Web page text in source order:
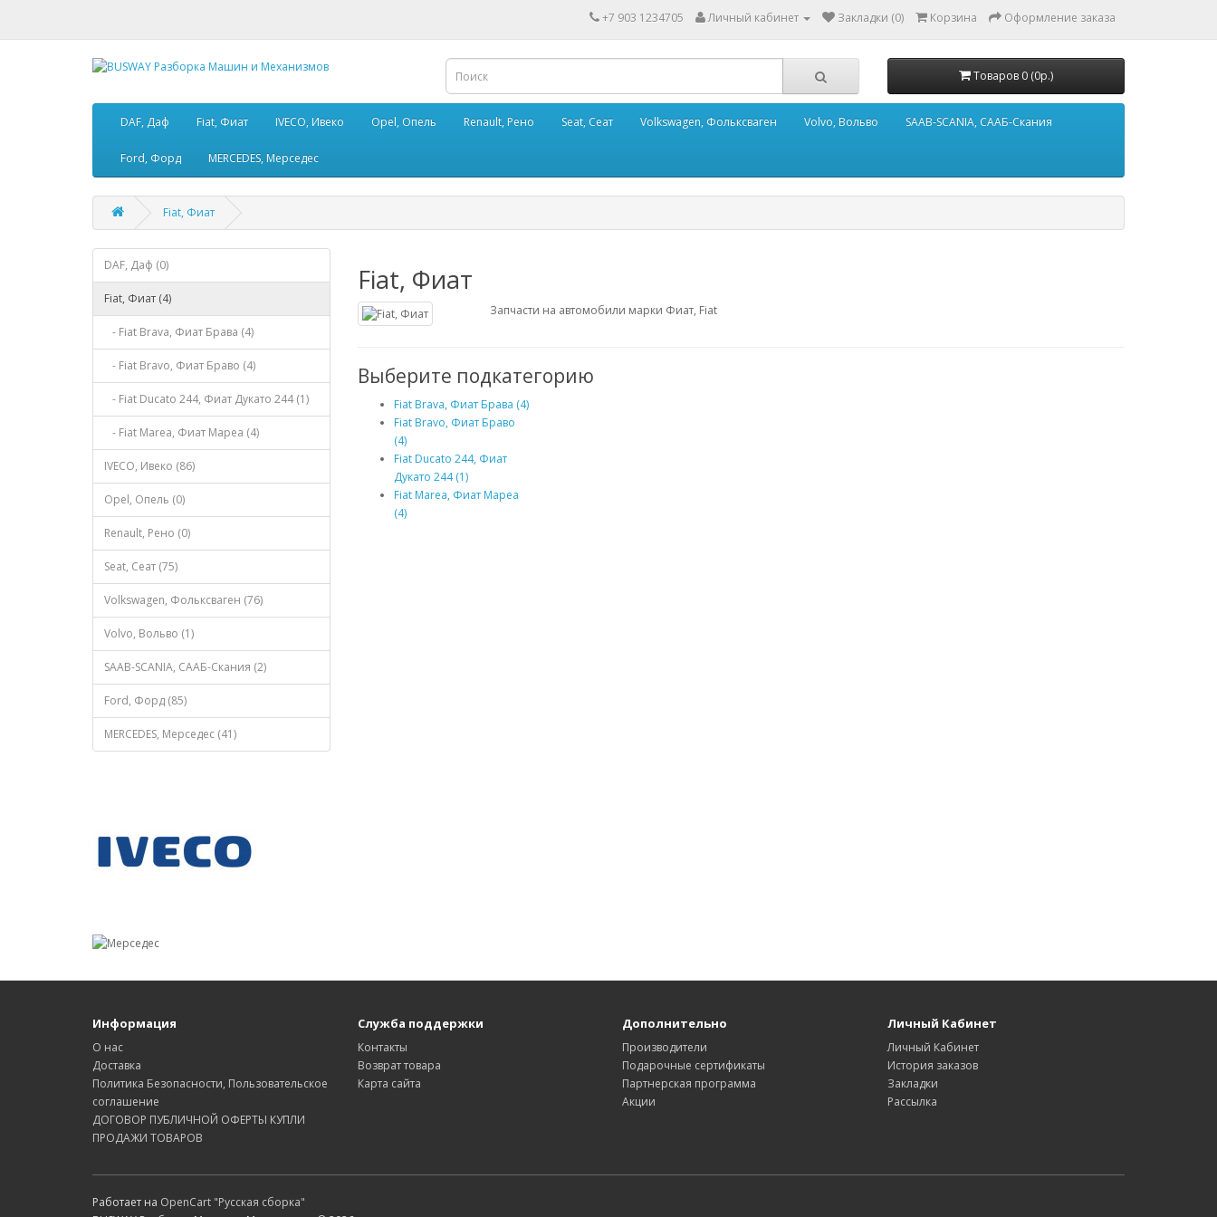
+7 903 1234705 Личный кабинет Закладки (0) Корзина Оформление заказа
Товаров 0 (0р.)
DAF, Даф Fiat, Фиат IVECO, Ивеко Opel, Опель Renault, Рено Seat, Сеат Volkswagen, Фольксваген Volvo, Вольво SAAB-SCANIA, СААБ-Скания
Ford, Форд MERCEDES, Мерседес
Fiat, Фиат
DAF, Даф (0)
Fiat, Фиат (4)
- Fiat Brava, Фиат Брава (4)
- Fiat Bravo, Фиат Браво (4)
- Fiat Ducato 244, Фиат Дукато 244 (1)
- Fiat Marea, Фиат Мареа (4)
IVECO, Ивеко (86)
Opel, Опель (0)
Renault, Рено (0)
Seat, Сеат (75)
Volkswagen, Фольксваген (76)
Volvo, Вольво (1)
SAAB-SCANIA, СААБ-Скания (2)
Ford, Форд (85)
MERCEDES, Мерседес (41)
Fiat, Фиат
Запчасти на автомобили марки Фиат, Fiat
Выберите подкатегорию
Fiat Brava, Фиат Брава (4)
Fiat Bravo, Фиат Браво
(4)
Fiat Ducato 244, Фиат
Дукато 244 (1)
Fiat Marea, Фиат Мареа
(4)
Информация
О нас
Доставка
Политика Безопасности, Пользовательское
соглашение
ДОГОВОР ПУБЛИЧНОЙ ОФЕРТЫ КУПЛИ
ПРОДАЖИ ТОВАРОВ
Служба поддержки
Контакты
Возврат товара
Карта сайта
Дополнительно
Производители
Подарочные сертификаты
Партнерская программа
Акции
Личный Кабинет
Личный Кабинет
История заказов
Закладки
Рассылка
Работает на OpenCart "Русская сборка"